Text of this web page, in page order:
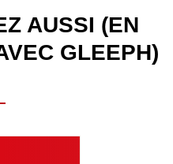
AUSSI (EN
GLEEPH)